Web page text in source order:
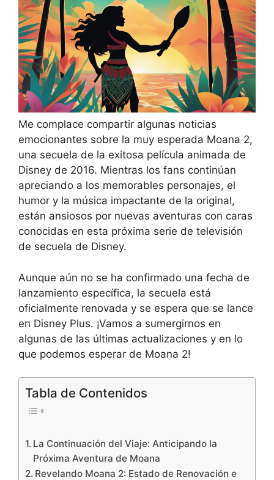
Me complace compartir algunas noticias
emocionantes sobre la muy esperada Moana 2,
una secuela de la exitosa película animada de
Disney de 2016. Mientras los fans continúan
apreciando a los memorables personajes, el
humor y la música impactante de la original,
están ansiosos por nuevas aventuras con caras
conocidas en esta próxima serie de televisión
de secuela de Disney.
Aunque aún no se ha confirmado una fecha de
lanzamiento específica, la secuela está
oficialmente renovada y se espera que se lance
en Disney Plus. ¡Vamos a sumergirnos en
algunas de las últimas actualizaciones y en lo
que podemos esperar de Moana 2!
Tabla de Contenidos
La Continuación del Viaje: Anticipando la
Próxima Aventura de Moana
Revelando Moana 2: Estado de Renovación e